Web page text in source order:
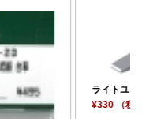
ライトユニット集電シュー
¥330 （税込）